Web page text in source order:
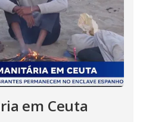
em Ceuta